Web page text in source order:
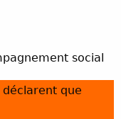
social
déclarent que